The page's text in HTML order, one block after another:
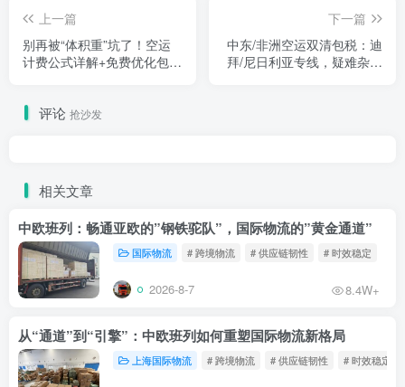
上一篇
别再被“体积重”坑了！空运
计费公式详解+免费优化包装
下一篇
中东/非洲空运双清包税：迪
拜/尼日利亚专线，疑难杂症
评论 抢沙发
相关文章
中欧班列：畅通亚欧的”钢铁驼队”，国际物流的”黄金通道”
国际物流 # 跨境物流 # 供应链韧性 # 时效稳定
2026-8-7 8.4W+
从“通道”到“引擎”：中欧班列如何重塑国际物流新格局
上海国际物流 # 跨境物流 # 供应链韧性 # 时效稳定